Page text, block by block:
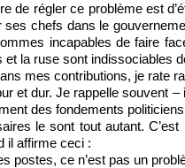
de régler ce problème est
ses chefs dans le
incapables de faire
la ruse sont indissociables
mes contributions, je rate
et dur. Je rappelle souvent
des fondements
le sont tout autant. C’est
il affirme ceci :
postes, ce n’est pas un